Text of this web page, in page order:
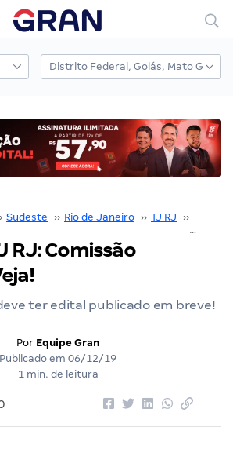
Sudeste ›› Rio de Janeiro ›› TJ RJ ››
RJ: Comissão
ter edital publicado em breve!
Por Equipe Gran
Publicado em 06/12/19
1 min. de leitura